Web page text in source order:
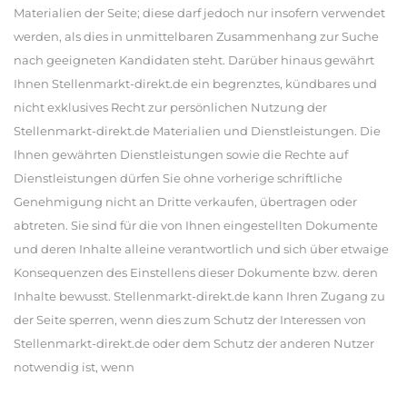
Materialien der Seite; diese darf jedoch nur insofern verwendet
werden, als dies in unmittelbaren Zusammenhang zur Suche
nach geeigneten Kandidaten steht. Darüber hinaus gewährt
Ihnen Stellenmarkt-direkt.de ein begrenztes, kündbares und
nicht exklusives Recht zur persönlichen Nutzung der
Stellenmarkt-direkt.de Materialien und Dienstleistungen. Die
Ihnen gewährten Dienstleistungen sowie die Rechte auf
Dienstleistungen dürfen Sie ohne vorherige schriftliche
Genehmigung nicht an Dritte verkaufen, übertragen oder
abtreten. Sie sind für die von Ihnen eingestellten Dokumente
und deren Inhalte alleine verantwortlich und sich über etwaige
Konsequenzen des Einstellens dieser Dokumente bzw. deren
Inhalte bewusst. Stellenmarkt-direkt.de kann Ihren Zugang zu
der Seite sperren, wenn dies zum Schutz der Interessen von
Stellenmarkt-direkt.de oder dem Schutz der anderen Nutzer
notwendig ist, wenn